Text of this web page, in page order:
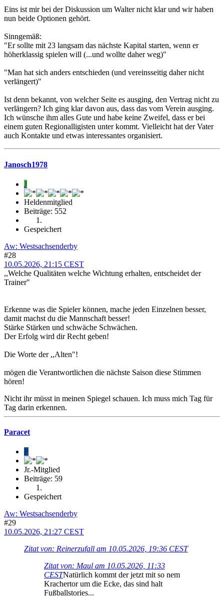
Eins ist mir bei der Diskussion um Walter nicht klar und wir haben
nun beide Optionen gehört.
Sinngemäß:
"Er sollte mit 23 langsam das nächste Kapital starten, wenn er
höherklassig spielen will (...und wollte daher weg)"
"Man hat sich anders entschieden (und vereinsseitig daher nicht
verlängert)"
Ist denn bekannt, von welcher Seite es ausging, den Vertrag nicht zu
verlängern? Ich ging klar davon aus, dass das vom Verein ausging.
Ich wünsche ihm alles Gute und habe keine Zweifel, dass er bei
einem guten Regionalligisten unter kommt. Vielleicht hat der Vater
auch Kontakte und etwas interessantes organisiert.
Janosch1978
J
Heldenmitglied
Beiträge: 552
Gespeichert
Aw: Westsachsenderby
#28
10.05.2026, 21:15 CEST
,,Welche Qualitäten welche Wichtung erhalten, entscheidet der
Trainer"
Erkenne was die Spieler können, mache jeden Einzelnen besser,
damit machst du die Mannschaft besser!
Stärke Stärken und schwäche Schwächen.
Der Erfolg wird dir Recht geben!
Die Worte der ,,Alten"!
mögen die Verantwortlichen die nächste Saison diese Stimmen
hören!
Nicht ihr müsst in meinen Spiegel schauen. Ich muss mich Tag für
Tag darin erkennen.
Paracet
P
Jr.-Mitglied
Beiträge: 59
Gespeichert
Aw: Westsachsenderby
#29
10.05.2026, 21:27 CEST
Zitat von: Reinerzufall am 10.05.2026, 19:36 CEST
Zitat von: Maul am 10.05.2026, 11:33
CESTNatürlich kommt der jetzt mit so nem
Krachertor um die Ecke, das sind halt
Fußballstories...